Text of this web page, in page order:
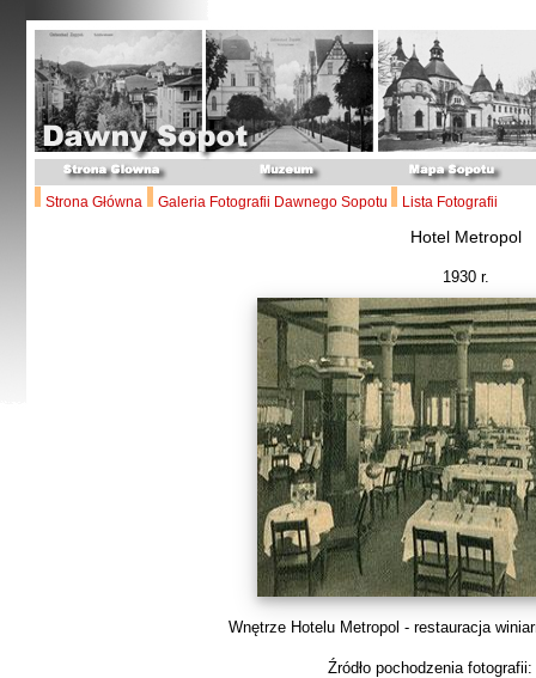
Strona Główna Galeria Fotografii Dawnego Sopotu Lista Fotografii
Hotel Metropol
1930 r.
Wnętrze Hotelu Metropol - restauracja
Źródło pochodzenia fotografii: